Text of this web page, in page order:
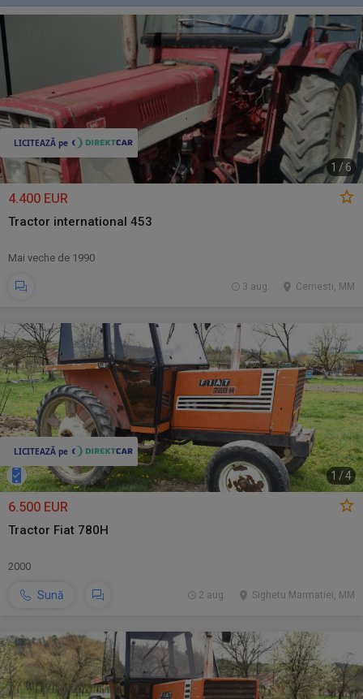
1 / 6
4.400 EUR
Tractor international 453
Mai veche de 1990
Cernesti, MM
3 aug.
1 /4
6.500 EUR
Tractor Fiat 780H
2000
Sună Sighetu Marmatiei, MM
2 aug.